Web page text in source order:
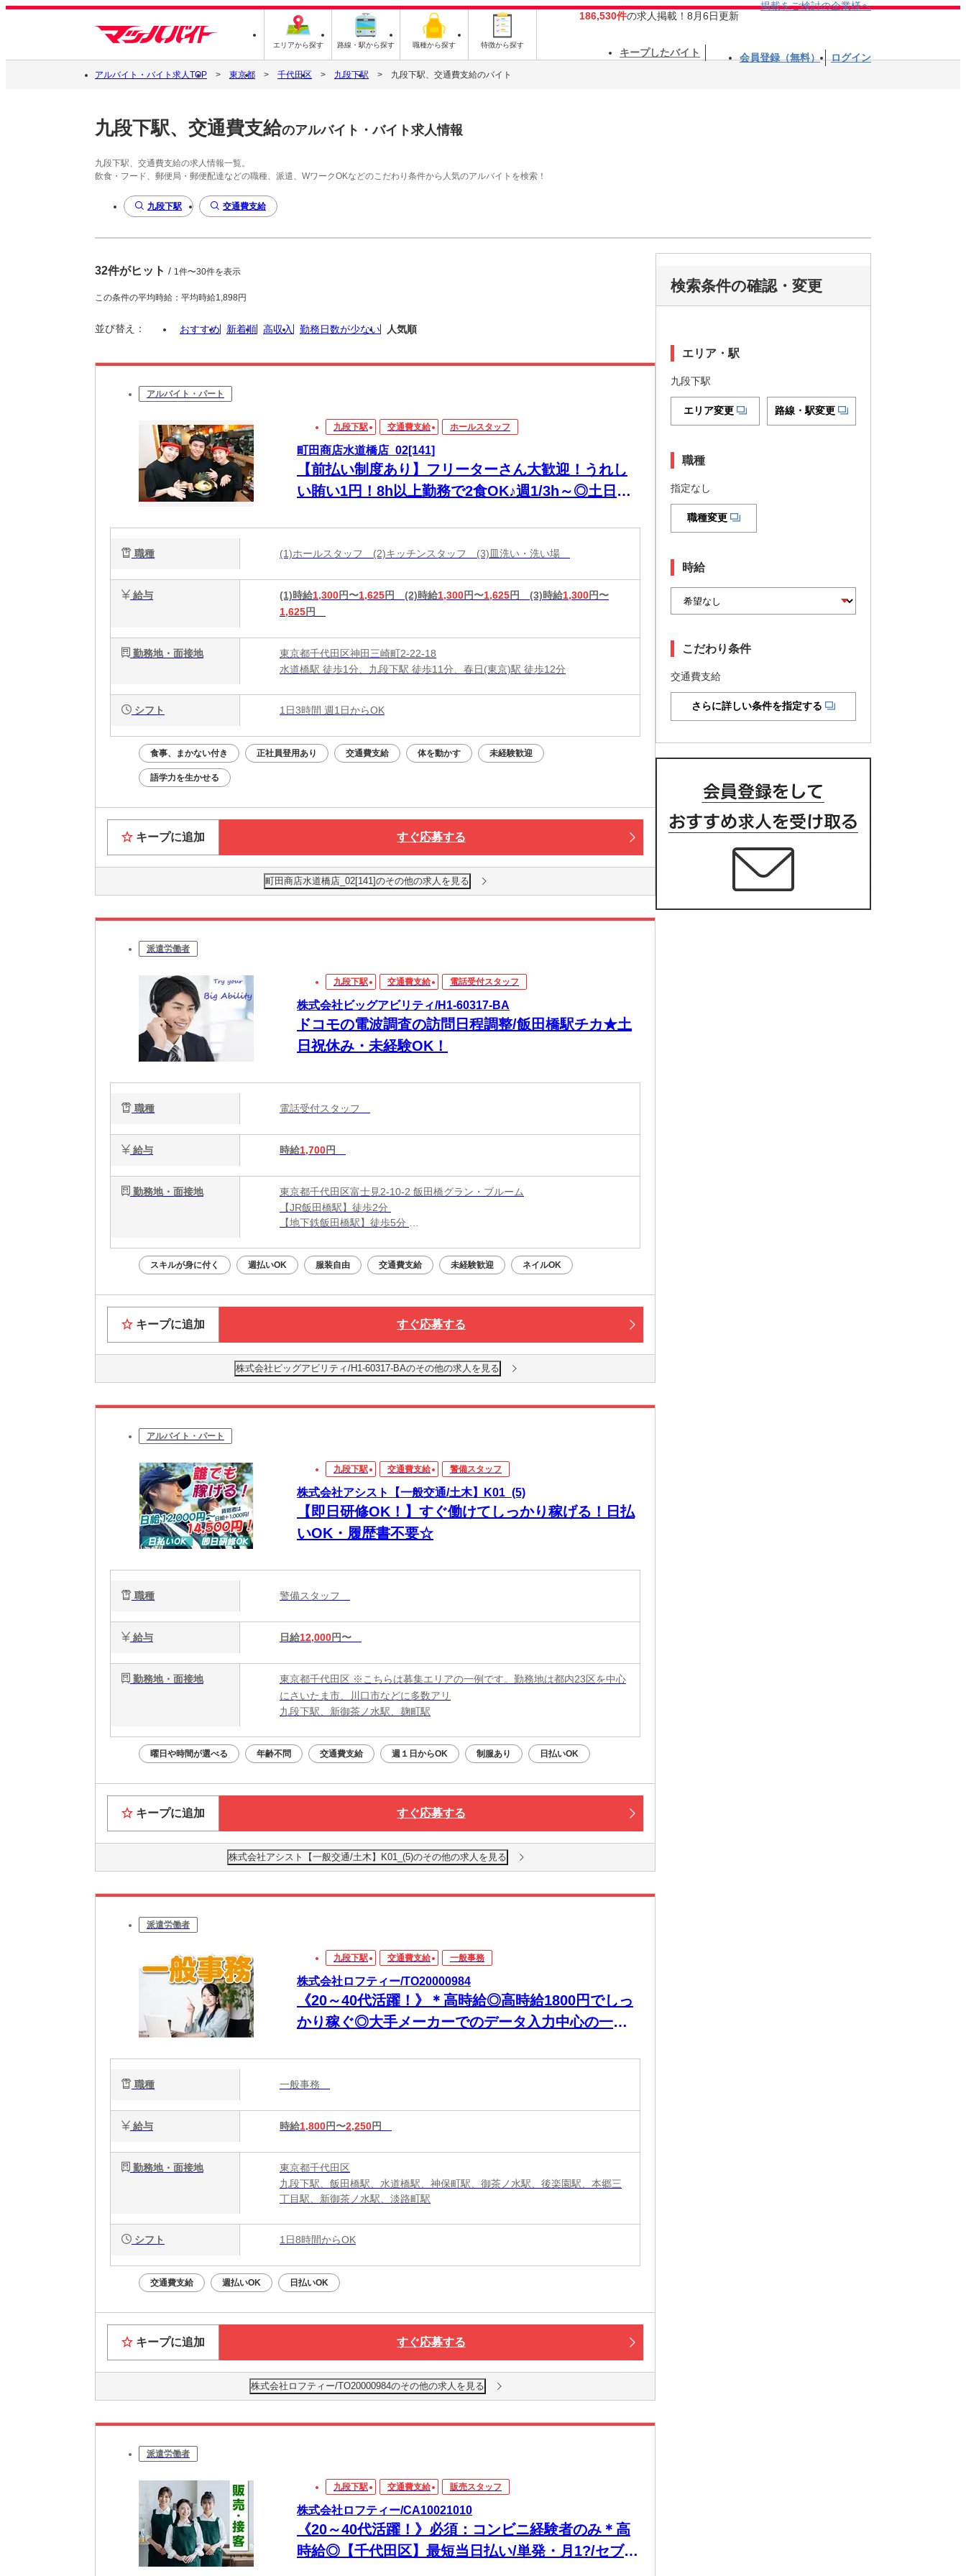
エリアから探す 路線・駅から探す 職種から探す 特徴から探す
186,530件の求人掲載！8月6日更新
掲載をご検討の企業様へ
キープしたバイト 会員登録（無料） ログイン
アルバイト・バイト求人TOP 東京都 千代田区 九段下駅 九段下駅、交通費支給のバイト
九段下駅、交通費支給のアルバイト・バイト求人情報
九段下駅、交通費支給の求人情報一覧。
飲食・フード、郵便局・郵便配達などの職種、派遣、WワークOKなどのこだわり条件から人気のアルバイトを検索！
九段下駅 交通費支給
32件がヒット / 1件〜30件を表示
この条件の平均時給：平均時給1,898円
並び替え： おすすめ 新着順 高収入 勤務日数が少ない 人気順
アルバイト・パート
九段下駅 交通費支給 ホールスタッフ
町田商店水道橋店_02[141]
【前払い制度あり】フリーターさん大歓迎！うれし
い賄い1円！8h以上勤務で2食OK♪週1/3h～◎土日の
職種 (1)ホールスタッフ (2)キッチンスタッフ (3)皿洗い・洗い場
給与 (1)時給1,300円〜1,625円 (2)時給1,300円〜1,625円 (3)時給1,300円〜
1,625円
勤務地・面接地
東京都千代田区神田三崎町2-22-18
水道橋駅 徒歩1分、九段下駅 徒歩11分、春日(東京)駅 徒歩12分
シフト 1日3時間 週1日からOK
食事、まかない付き 正社員登用あり 交通費支給 体を動かす 未経験歓迎
語学力を生かせる
キープに追加 すぐ応募する
町田商店水道橋店_02[141]のその他の求人を見る
派遣労働者
九段下駅 交通費支給 電話受付スタッフ
株式会社ビッグアビリティ/H1-60317-BA
ドコモの電波調査の訪問日程調整/飯田橋駅チカ★土
日祝休み・未経験OK！
職種 電話受付スタッフ
給与 時給1,700円
勤務地・面接地
東京都千代田区富士見2-10-2 飯田橋グラン・ブルーム
【JR飯田橋駅】徒歩2分
【地下鉄飯田橋駅】徒歩5分
スキルが身に付く 週払いOK 服装自由 交通費支給 未経験歓迎 ネイルOK
キープに追加 すぐ応募する
株式会社ビッグアビリティ/H1-60317-BAのその他の求人を見る
アルバイト・パート
九段下駅 交通費支給 警備スタッフ
株式会社アシスト【一般交通/土木】K01_(5)
【即日研修OK！】すぐ働けてしっかり稼げる！日払
いOK・履歴書不要☆
職種 警備スタッフ
給与 日給12,000円〜
勤務地・面接地
東京都千代田区 ※こちらは募集エリアの一例です。勤務地は都内23区を中心
にさいたま市、川口市などに多数アリ
九段下駅、新御茶ノ水駅、麹町駅
曜日や時間が選べる 年齢不問 交通費支給 週１日からOK 制服あり 日払いOK
キープに追加 すぐ応募する
株式会社アシスト【一般交通/土木】K01_(5)のその他の求人を見る
派遣労働者
九段下駅 交通費支給 一般事務
株式会社ロフティー/TO20000984
《20～40代活躍！》＊高時給◎高時給1800円でしっ
かり稼ぐ◎大手メーカーでのデータ入力中心の一般
職種 一般事務
給与 時給1,800円〜2,250円
勤務地・面接地
東京都千代田区
九段下駅、飯田橋駅、水道橋駅、神保町駅、御茶ノ水駅、後楽園駅、本郷三
丁目駅、新御茶ノ水駅、淡路町駅
シフト 1日8時間からOK
交通費支給 週払いOK 日払いOK
キープに追加 すぐ応募する
株式会社ロフティー/TO20000984のその他の求人を見る
派遣労働者
九段下駅 交通費支給 販売スタッフ
株式会社ロフティー/CA10021010
《20～40代活躍！》必須：コンビニ経験者のみ＊高
時給◎【千代田区】最短当日払い/単発・月1?/セブ
検索条件の確認・変更
エリア・駅
九段下駅
エリア変更 路線・駅変更
職種
指定なし
職種変更
時給
こだわり条件
交通費支給
さらに詳しい条件を指定する